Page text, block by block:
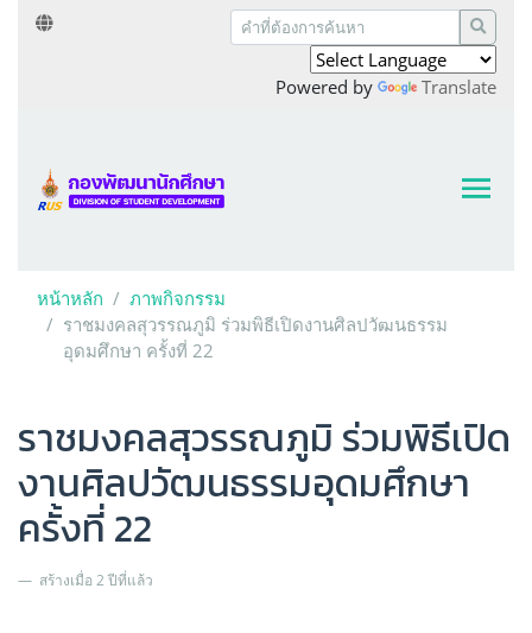
Powered by Translate
หน้าหลัก
ภาพกิจกรรม
ราชมงคลสุวรรณภูมิ ร่วมพิธีเปิดงานศิลปวัฒนธรรม
อุดมศึกษา ครั้งที่ 22
ราชมงคลสุวรรณภูมิ ร่วมพิธีเปิด
งานศิลปวัฒนธรรมอุดมศึกษา
ครั้งที่ 22
สร้างเมื่อ 2 ปีที่แล้ว